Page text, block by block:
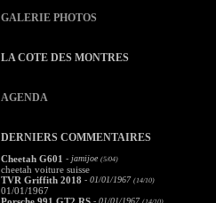
GALERIE PHOTOS
LA COTE DES MONTRES
AGENDA
DERNIERS COMMENTAIRES
Cheetah G601 - jamijoe (5/04)
cheetah voiture suisse
TVR Griffith 2018 - 01/01/1967 (14/10)
01/01/1967
- 01/01/1967